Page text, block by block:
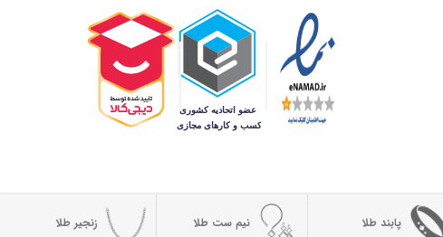
پابند طلا نیم ست طلا زنجیر طلا